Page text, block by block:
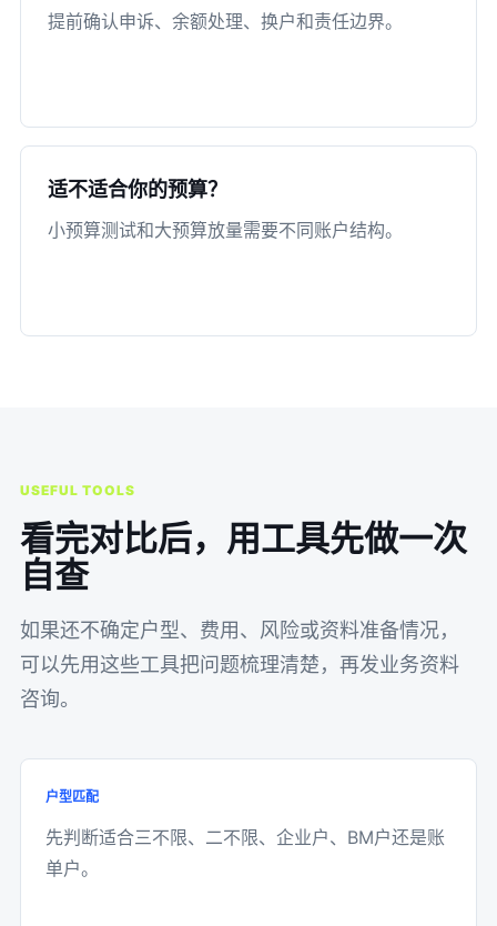
提前确认申诉、余额处理、换户和责任边界。
适不适合你的预算？
小预算测试和大预算放量需要不同账户结构。
USEFUL TOOLS
看完对比后，用工具先做一次
自查
如果还不确定户型、费用、风险或资料准备情况，
可以先用这些工具把问题梳理清楚，再发业务资料
咨询。
户型匹配
先判断适合三不限、二不限、企业户、BM户还是账
单户。